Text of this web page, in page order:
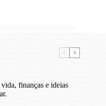
finanças e ideias